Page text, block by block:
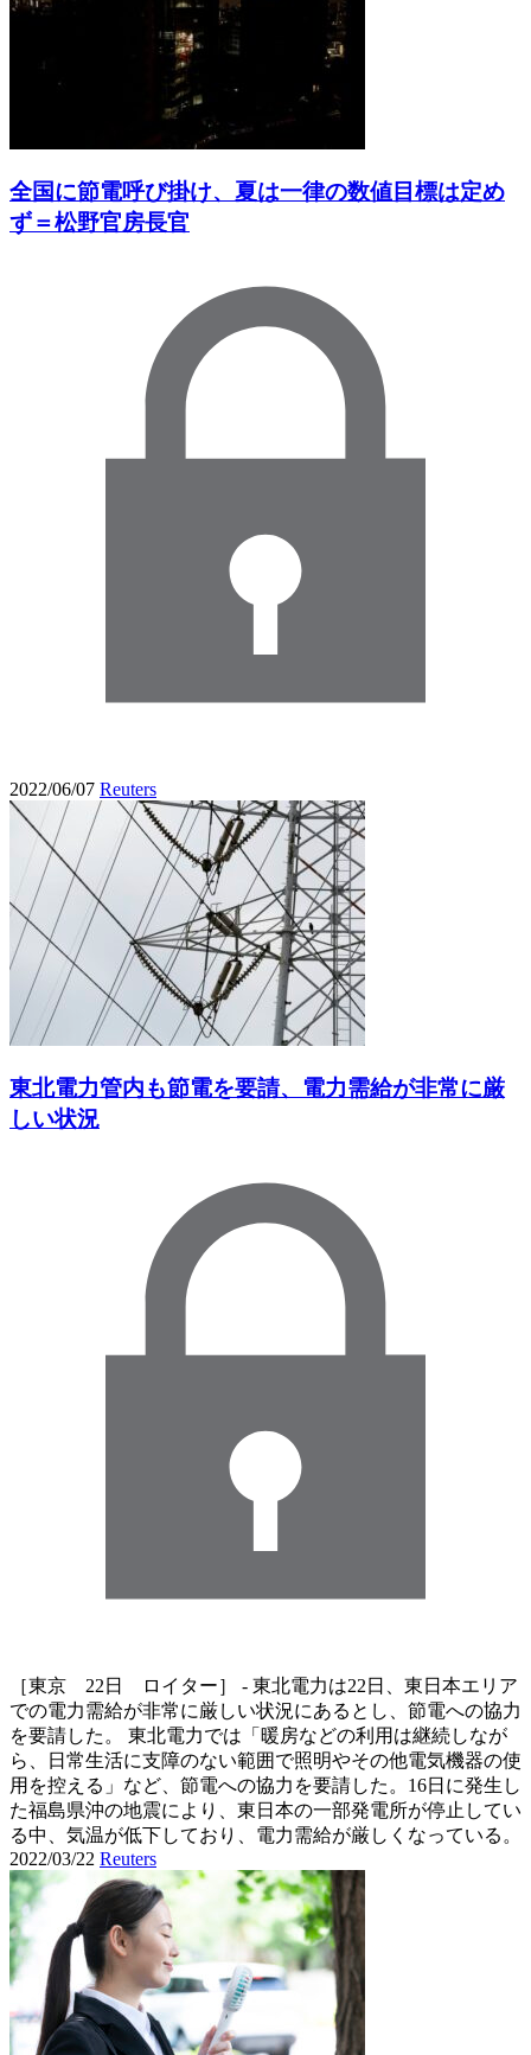
全国に節電呼び掛け、夏は一律の数値目標は定め
ず＝松野官房長官
2022/06/07 Reuters
東北電力管内も節電を要請、電力需給が非常に厳
しい状況
［東京 22日 ロイター］ - 東北電力は22日、東日本エリア
での電力需給が非常に厳しい状況にあるとし、節電への協力
を要請した。 東北電力では「暖房などの利用は継続しなが
ら、日常生活に支障のない範囲で照明やその他電気機器の使
用を控える」など、節電への協力を要請した。16日に発生し
た福島県沖の地震により、東日本の一部発電所が停止してい
る中、気温が低下しており、電力需給が厳しくなっている。
2022/03/22 Reuters